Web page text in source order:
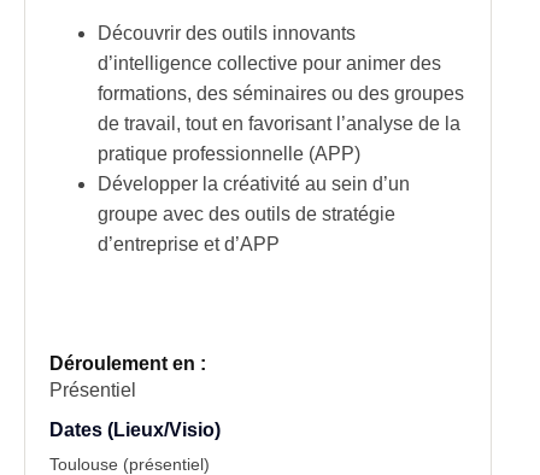
Découvrir des outils innovants
d’intelligence collective pour animer des
formations, des séminaires ou des groupes
de travail, tout en favorisant l’analyse de la
pratique professionnelle (APP)
Développer la créativité au sein d’un
groupe avec des outils de stratégie
d’entreprise et d’APP
Déroulement en :
Présentiel
Dates (Lieux/Visio)
Toulouse (présentiel)